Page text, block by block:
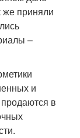
же приняли
–
и
в